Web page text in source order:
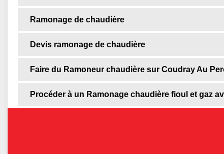
Ramonage de chaudière
Devis ramonage de chaudière
Faire du Ramoneur chaudière sur Coudray Au
Procéder à un Ramonage chaudière fioul et gaz